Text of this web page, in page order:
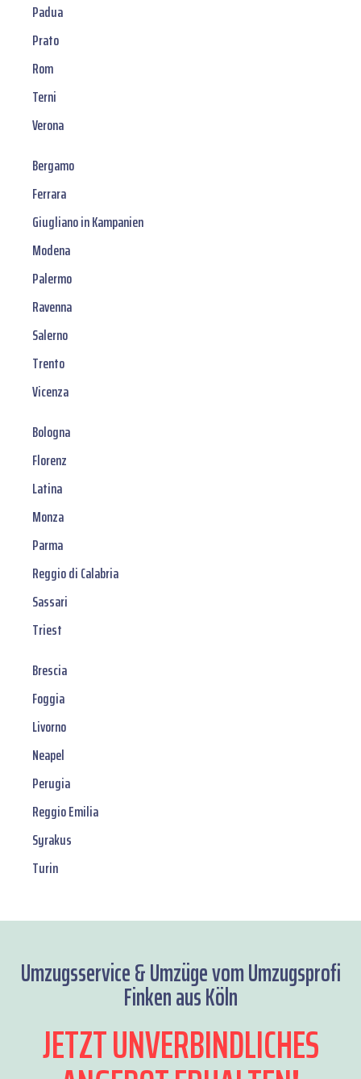
Padua
Prato
Rom
Terni
Verona
Bergamo
Ferrara
Giugliano in Kampanien
Modena
Palermo
Ravenna
Salerno
Trento
Vicenza
Bologna
Florenz
Latina
Monza
Parma
Reggio di Calabria
Sassari
Triest
Brescia
Foggia
Livorno
Neapel
Perugia
Reggio Emilia
Syrakus
Turin
Umzugsservice & Umzüge vom Umzugsprofi
Finken aus Köln
JETZT UNVERBINDLICHES